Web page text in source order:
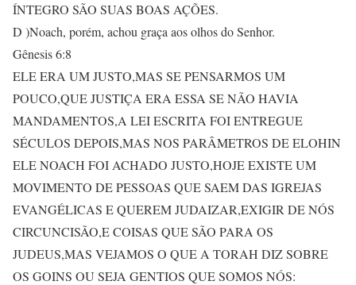
ÍNTEGRO SÃO SUAS BOAS AÇÕES.
D )Noach, porém, achou graça aos olhos do Senhor.
Gênesis 6:8
ELE ERA UM JUSTO,MAS SE PENSARMOS UM
POUCO,QUE JUSTIÇA ERA ESSA SE NÃO HAVIA
MANDAMENTOS,A LEI ESCRITA FOI ENTREGUE
SÉCULOS DEPOIS,MAS NOS PARÂMETROS DE ELOHIN
ELE NOACH FOI ACHADO JUSTO,HOJE EXISTE UM
MOVIMENTO DE PESSOAS QUE SAEM DAS IGREJAS
EVANGÉLICAS E QUEREM JUDAIZAR,EXIGIR DE NÓS
CIRCUNCISÃO,E COISAS QUE SÃO PARA OS
JUDEUS,MAS VEJAMOS O QUE A TORAH DIZ SOBRE
OS GOINS OU SEJA GENTIOS QUE SOMOS NÓS: